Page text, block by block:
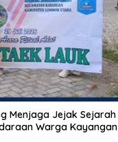
Menjaga Jejak Sejarah
Warga Kayangan